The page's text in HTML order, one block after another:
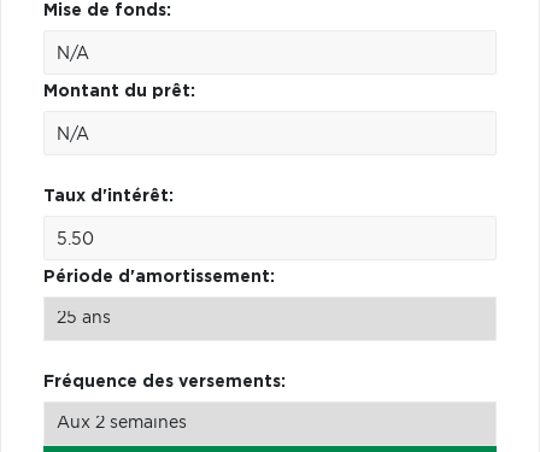
Mise de fonds:
Montant du prêt:
Taux d'intérêt:
Période d'amortissement:
Fréquence des versements: